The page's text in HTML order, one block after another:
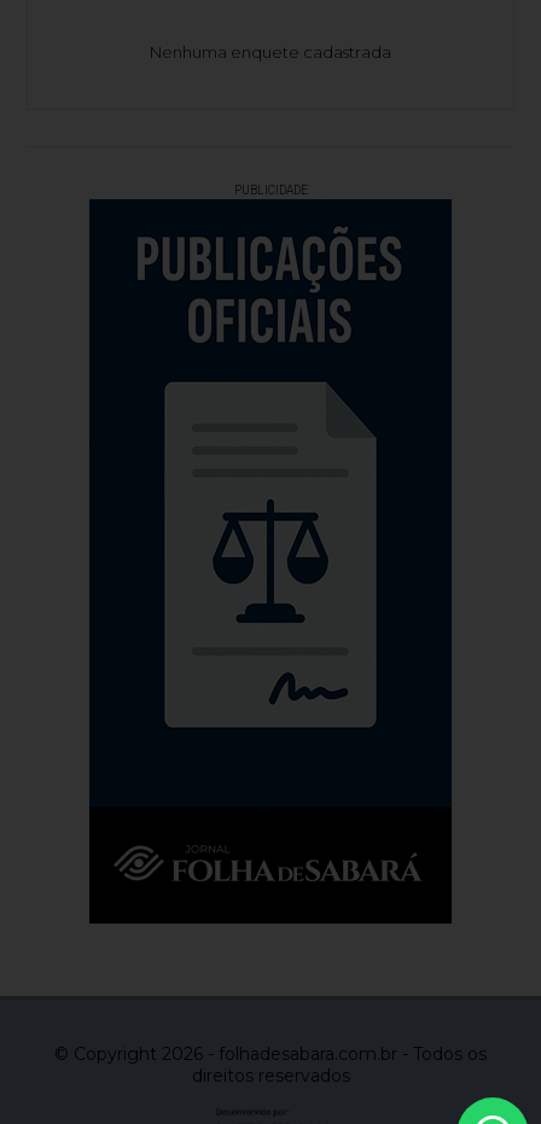
Nenhuma enquete cadastrada
PUBLICIDADE
© Copyright 2026 - folhadesabara.com.br - Todos os
direitos reservados